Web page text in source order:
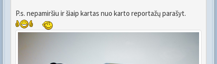
P.s. nepamiršiu ir šiaip kartas nuo karto reportažų parašyt.